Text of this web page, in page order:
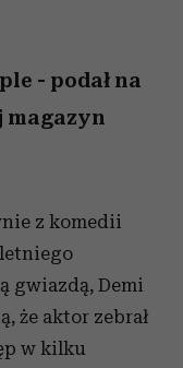
- podał na
magazyn
z komedii
gwiazdą, Demi
że aktor zebrał
w kilku